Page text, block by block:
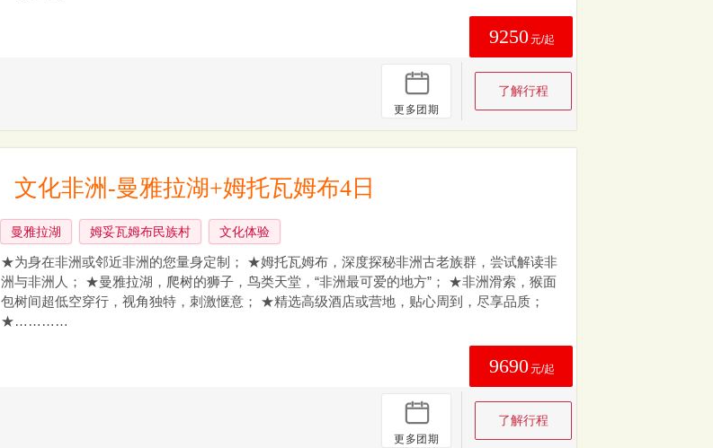
9250元/起
更多团期
了解行程
文化非洲-曼雅拉湖+姆托瓦姆布4日
曼雅拉湖 姆妥瓦姆布民族村 文化体验
★为身在非洲或邻近非洲的您量身定制； ★姆托瓦姆布，深度探秘非洲古老族群，尝试解读非
洲与非洲人； ★曼雅拉湖，爬树的狮子，鸟类天堂，“非洲最可爱的地方”； ★非洲滑索，猴面
包树间超低空穿行，视角独特，刺激惬意； ★精选高级酒店或营地，贴心周到，尽享品质；
★…………
9690元/起
更多团期
了解行程